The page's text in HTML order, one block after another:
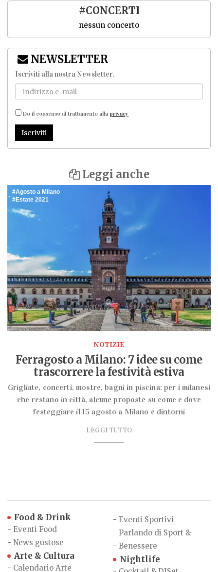
#CONCERTI
nessun concerto
NEWSLETTER
Iscriviti alla nostra Newsletter.
Do il consenso al trattamento alla privacy
Iscriviti
Leggi anche
Agosto a Milano
Estate 2021
NOTIZIE
Ferragosto a Milano: 7 idee su come
trascorrere la festività estiva
Grigliate, concerti, mostre, bagni in piscina: per i milanesi
che restano in città, alcune proposte su come e dove
festeggiare il 15 agosto a Milano e dintorni
LEGGI TUTTO
Food & Drink
- Eventi Food
- News gustose
Arte & Cultura
- Calendario Arte
- Eventi Sportivi
-
Parlando di Sport &
Benessere
Nightlife